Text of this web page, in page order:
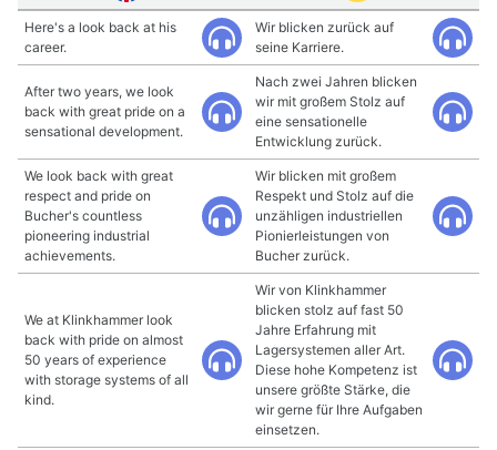
Here's a look back at his
career.
Wir blicken zurück auf
seine Karriere.
After two years, we look
back with great pride on a
sensational development.
Nach zwei Jahren blicken
wir mit großem Stolz auf
eine sensationelle
Entwicklung zurück.
We look back with great
respect and pride on
Bucher's countless
pioneering industrial
achievements.
Wir blicken mit großem
Respekt und Stolz auf die
unzähligen industriellen
Pionierleistungen von
Bucher zurück.
We at Klinkhammer look
back with pride on almost
50 years of experience
with storage systems of all
kind.
Wir von Klinkhammer
blicken stolz auf fast 50
Jahre Erfahrung mit
Lagersystemen aller Art.
Diese hohe Kompetenz ist
unsere größte Stärke, die
wir gerne für Ihre Aufgaben
einsetzen.